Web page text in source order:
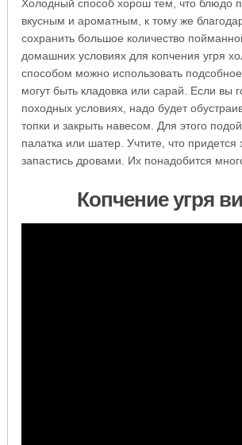
Холодный способ хорош тем, что блюдо
вкусным и ароматным, к тому же
сохранить большое количество
домашних условиях для копчения угря
способом можно использовать
могут быть кладовка или сарай. Если вы
походных условиях, надо будет
топки и закрыть навесом. Для этого
палатка или шатер. Учтите, что придется
запастись дровами. Их понадобится
Копчение угря